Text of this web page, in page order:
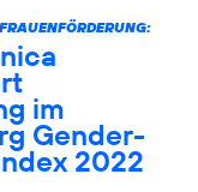
im
Gender-
2022